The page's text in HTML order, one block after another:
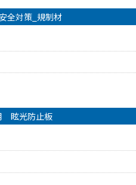
全対策_規制材
眩光防止板